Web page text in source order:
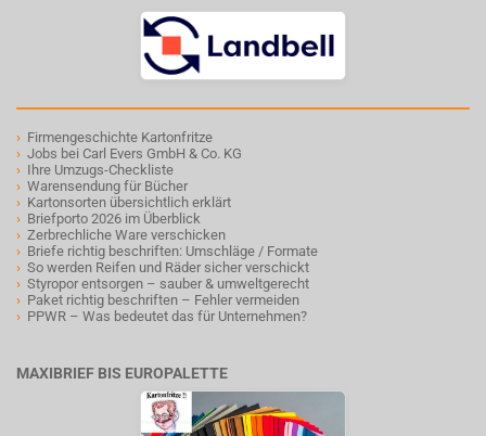
› Firmengeschichte Kartonfritze
› Jobs bei Carl Evers GmbH & Co. KG
› Ihre Umzugs-Checkliste
› Warensendung für Bücher
› Kartonsorten übersichtlich erklärt
› Briefporto 2026 im Überblick
› Zerbrechliche Ware verschicken
› Briefe richtig beschriften: Umschläge / Formate
› So werden Reifen und Räder sicher verschickt
› Styropor entsorgen – sauber & umweltgerecht
› Paket richtig beschriften – Fehler vermeiden
› PPWR – Was bedeutet das für Unternehmen?
MAXIBRIEF BIS EUROPALETTE